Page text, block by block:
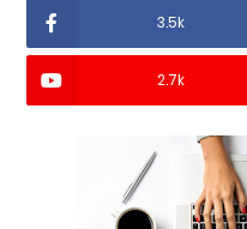
3.5k
2.7k